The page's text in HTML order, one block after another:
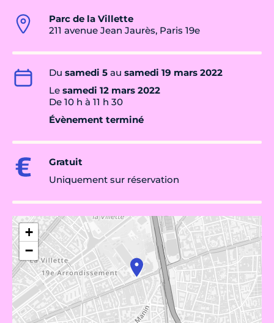
Parc de la Villette
211 avenue Jean Jaurès, Paris 19e
Du samedi 5 au samedi 19 mars 2022
Le samedi 12 mars 2022
De 10 h à 11 h 30
Évènement terminé
Gratuit
Uniquement sur réservation
+
−